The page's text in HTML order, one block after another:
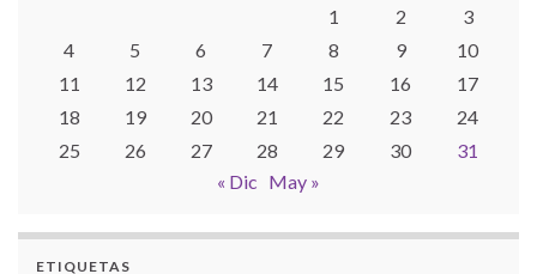
1
2
3
4
5 6 7 8 9
10
11
12 13 14 15 16
17
18
19 20 21 22 23
24
25
26 27 28 29 30
31
« Dic May »
ETIQUETAS